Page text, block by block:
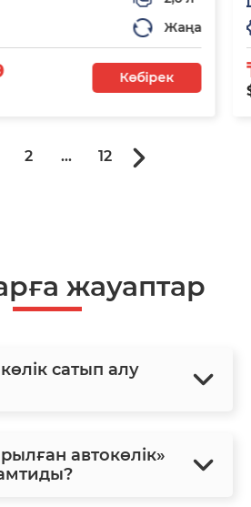
Жаңа
Көбірек
2 ... 12
жауаптар
сатып алу
автокөлік»